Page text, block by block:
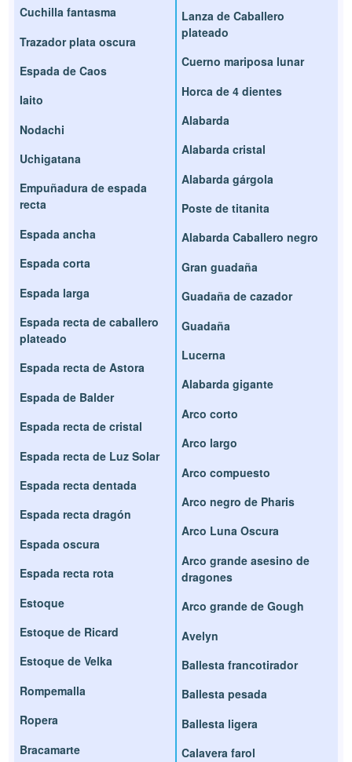
Cuchilla fantasma
Trazador plata oscura
Espada de Caos
Iaito
Nodachi
Uchigatana
Empuñadura de espada
recta
Espada ancha
Espada corta
Espada larga
Espada recta de caballero
plateado
Espada recta de Astora
Espada de Balder
Espada recta de cristal
Espada recta de Luz Solar
Espada recta dentada
Espada recta dragón
Espada oscura
Espada recta rota
Estoque
Estoque de Ricard
Estoque de Velka
Rompemalla
Ropera
Bracamarte
Lanza de Caballero
plateado
Cuerno mariposa lunar
Horca de 4 dientes
Alabarda
Alabarda cristal
Alabarda gárgola
Poste de titanita
Alabarda Caballero negro
Gran guadaña
Guadaña de cazador
Guadaña
Lucerna
Alabarda gigante
Arco corto
Arco largo
Arco compuesto
Arco negro de Pharis
Arco Luna Oscura
Arco grande asesino de
dragones
Arco grande de Gough
Avelyn
Ballesta francotirador
Ballesta pesada
Ballesta ligera
Calavera farol